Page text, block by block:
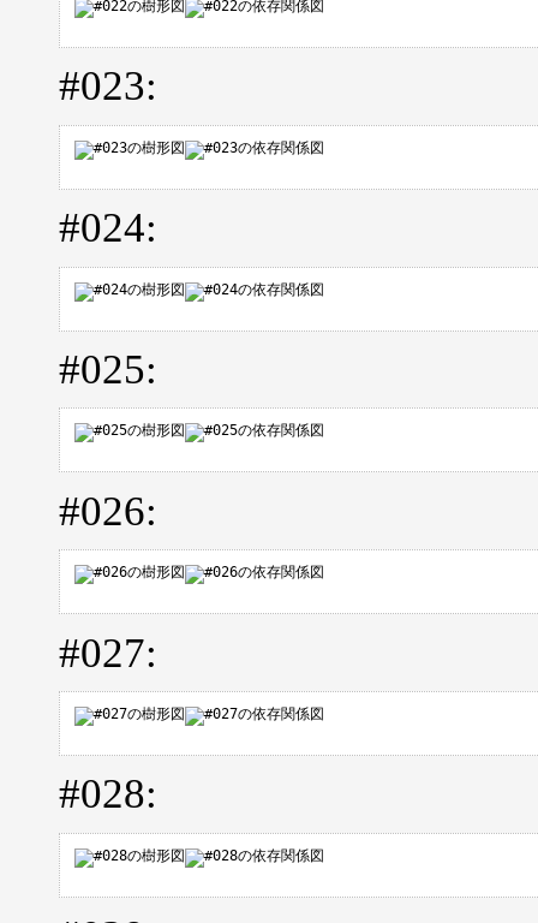
#023:
#024:
#025:
#026:
#027:
#028: